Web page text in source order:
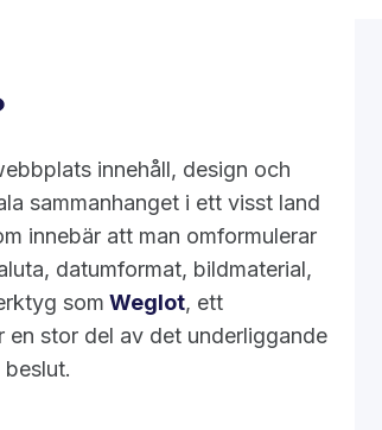
innehåll, design och
sammanhanget i ett visst land
innebär att man omformulerar
datumformat, bildmaterial,
som Weglot, ett
stor del av det underliggande